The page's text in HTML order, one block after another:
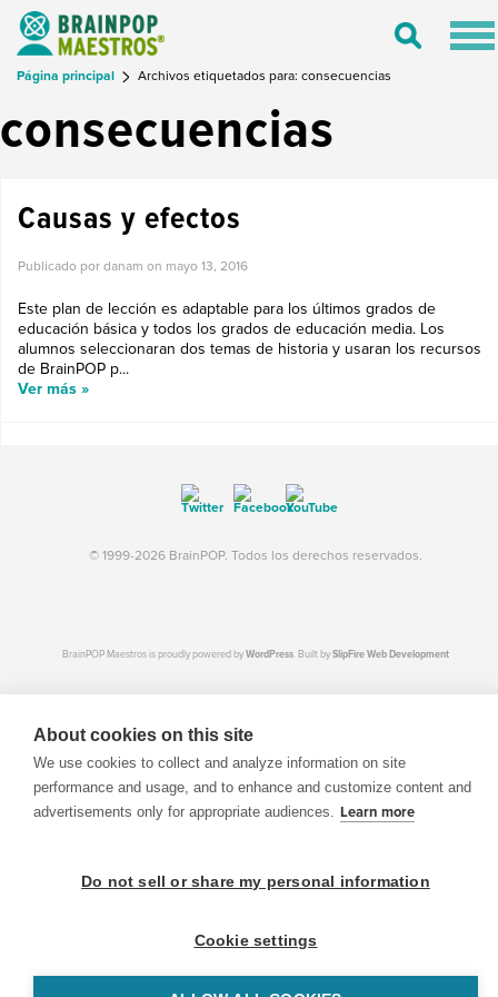
Toggle
Página principal Archivos etiquetados para: consecuencias
consecuencias
Causas y efectos
Publicado por danam on mayo 13, 2016
Este plan de lección es adaptable para los últimos grados de
educación básica y todos los grados de educación media. Los
alumnos seleccionaran dos temas de historia y usaran los recursos
de BrainPOP p...
Ver más »
© 1999-2026 BrainPOP. Todos los derechos reservados.
BrainPOP Maestros is proudly powered byWordPress. Built bySlipFire Web Development
About cookies on this site
We use cookies to collect and analyze information on site
performance and usage, and to enhance and customize content and
advertisements only for appropriate audiences. Learn more
Do not sell or share my personal information
Cookie settings